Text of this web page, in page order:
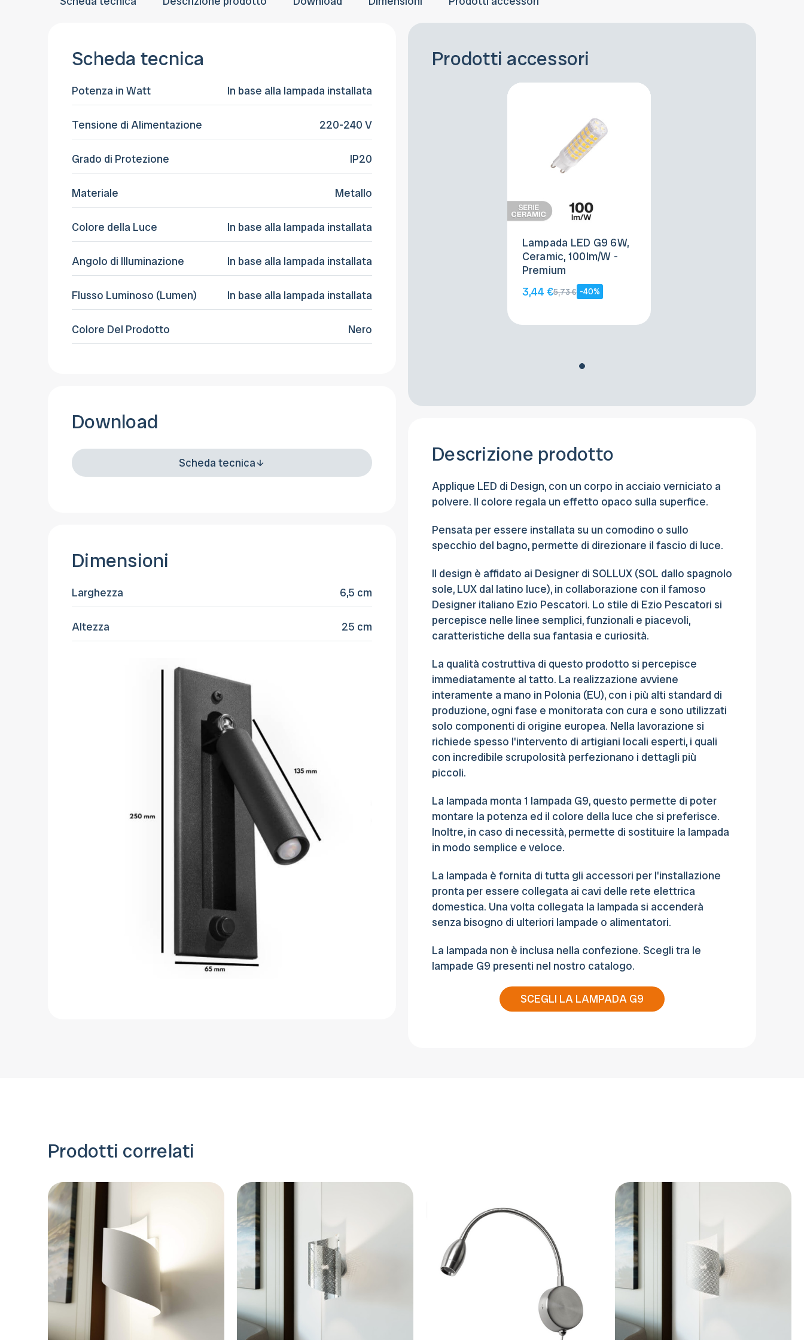
Scheda tecnica
Potenza in Watt In base alla lampada installata
Tensione di Alimentazione 220-240 V
Grado di Protezione IP20
Materiale Metallo
Colore della Luce In base alla lampada installata
Angolo di Illuminazione In base alla lampada installata
Flusso Luminoso (Lumen) In base alla lampada installata
Colore Del Prodotto Nero
Download
Scheda tecnica
Dimensioni
Larghezza 6,5 cm
Altezza 25 cm
Prodotti accessori
Lampada LED G9 6W,
Ceramic, 100lm/W -
Premium
3,44 €5,73 € -40%
Descrizione prodotto
Applique LED di Design, con un corpo in acciaio verniciato a
polvere. Il colore regala un effetto opaco sulla superfice.
Pensata per essere installata su un comodino o sullo
specchio del bagno, permette di direzionare il fascio di luce.
Il design è affidato ai Designer di SOLLUX (SOL dallo spagnolo
sole, LUX dal latino luce), in collaborazione con il famoso
Designer italiano Ezio Pescatori. Lo stile di Ezio Pescatori si
percepisce nelle linee semplici, funzionali e piacevoli,
caratteristiche della sua fantasia e curiosità.
La qualità costruttiva di questo prodotto si percepisce
immediatamente al tatto. La realizzazione avviene
interamente a mano in Polonia (EU), con i più alti standard di
produzione, ogni fase e monitorata con cura e sono utilizzati
solo componenti di origine europea. Nella lavorazione si
richiede spesso l'intervento di artigiani locali esperti, i quali
con incredibile scrupolosità perfezionano i dettagli più
piccoli.
La lampada monta 1 lampada G9, questo permette di poter
montare la potenza ed il colore della luce che si preferisce.
Inoltre, in caso di necessità, permette di sostituire la lampada
in modo semplice e veloce.
La lampada è fornita di tutta gli accessori per l'installazione
pronta per essere collegata ai cavi delle rete elettrica
domestica. Una volta collegata la lampada si accenderà
senza bisogno di ulteriori lampade o alimentatori.
La lampada non è inclusa nella confezione. Scegli tra le
lampade G9 presenti nel nostro catalogo.
SCEGLI LA LAMPADA G9
Prodotti correlati